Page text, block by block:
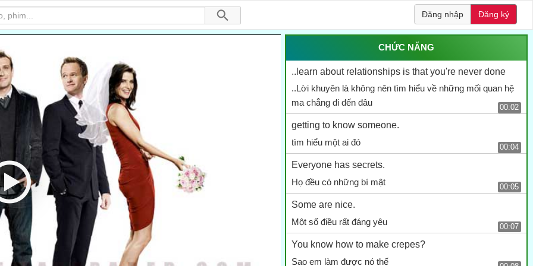
Đăng nhập Đăng ký
CHỨC NĂNG
..learn about relationships is that you're never done
..Lời khuyên là không nên tìm hiểu về những mối quan hệ
ma chẳng đi đến đâu
00:02
getting to know someone.
tìm hiểu một ai đó
00:04
Everyone has secrets.
Họ đều có những bí mật
00:05
Some are nice.
Một số điều rất đáng yêu
00:07
You know how to make crepes?
Sao em làm được nó thế